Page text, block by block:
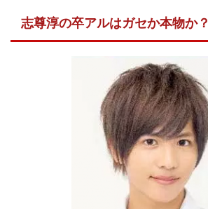
志尊淳の卒アルはガセか本物か？